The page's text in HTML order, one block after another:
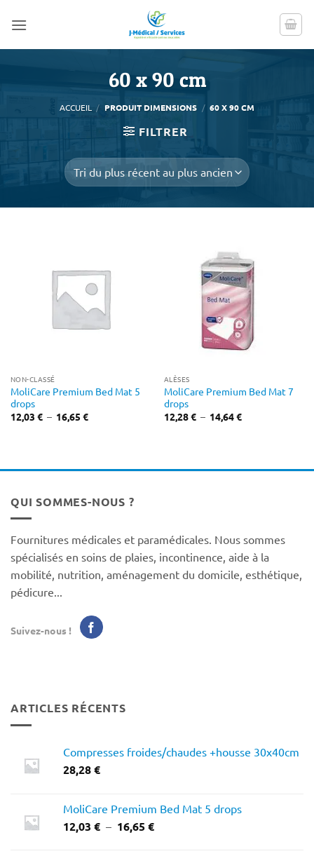
60 x 90 cm
ACCUEIL / PRODUIT DIMENSIONS / 60 X 90 CM
FILTRER
NON-CLASSÉ
MoliCare Premium Bed Mat 5
drops
12,03 € – 16,65 €Plage
de
ALÈSES
MoliCare Premium Bed Mat 7
drops
12,28€ – 14,64€Plage
de
QUI SOMMES-NOUS ?
Fournitures médicales et paramédicales. Nous sommes
spécialisés en soins de plaies, incontinence, aide à la
mobilité, nutrition, aménagement du domicile, esthétique,
pédicure...
Suivez-nous !
ARTICLES RÉCENTS
Compresses froides/chaudes +housse 30x40cm
28,28€
MoliCare Premium Bed Mat 5 drops
12,03 € – 16,65€Plage